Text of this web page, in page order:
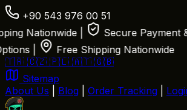
+90 543 976 00 51
Nationwide |
Secure Payment &
|
Free Shipping Nationwide
🇹🇷 🇨🇿 🇵🇱 🇦🇹 🇬🇧
Sitemap
About Us
Blog Order Tracking